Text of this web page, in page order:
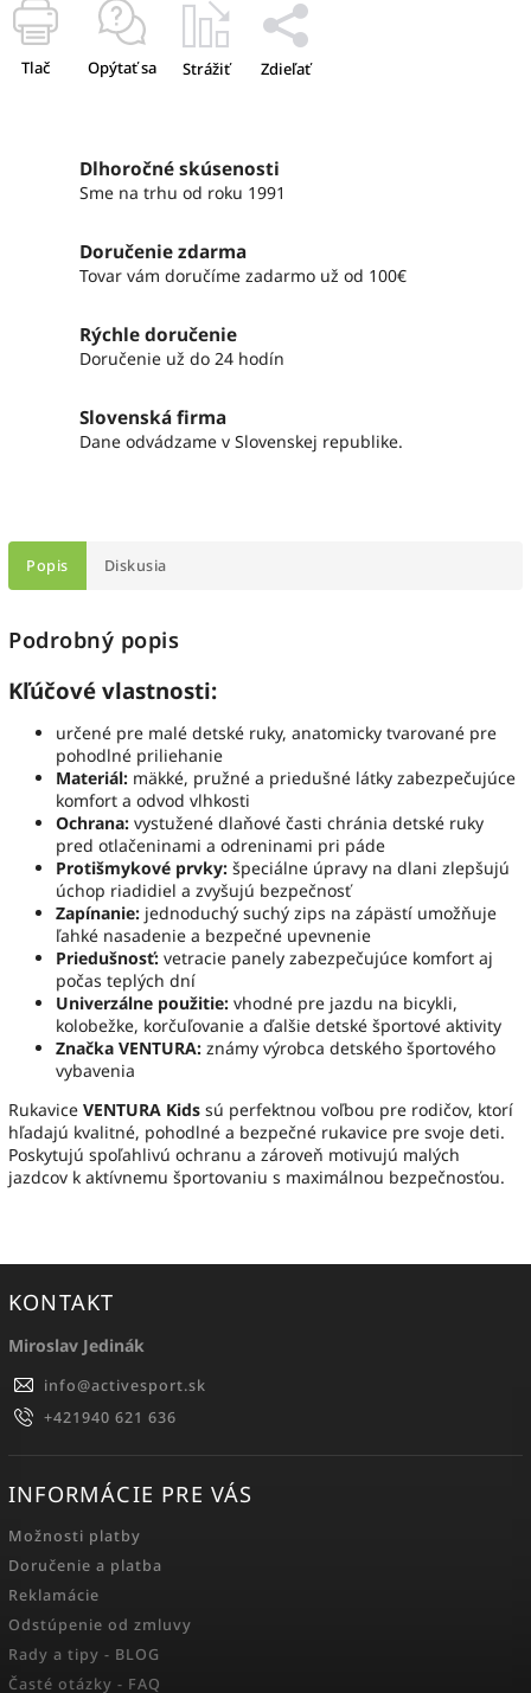
Tlač Opýtať sa Strážiť Zdieľať
Dlhoročné skúsenosti
Sme na trhu od roku 1991
Doručenie zdarma
Tovar vám doručíme zadarmo už od 100€
Rýchle doručenie
Doručenie už do 24 hodín
Slovenská firma
Dane odvádzame v Slovenskej republike.
Popis Diskusia
Podrobný popis
Kľúčové vlastnosti:
určené pre malé detské ruky, anatomicky tvarované pre
pohodlné priliehanie
Materiál: mäkké, pružné a priedušné látky zabezpečujúce
komfort a odvod vlhkosti
Ochrana: vystužené dlaňové časti chránia detské ruky
pred otlačeninami a odreninami pri páde
Protišmykové prvky: špeciálne úpravy na dlani zlepšujú
úchop riadidiel a zvyšujú bezpečnosť
Zapínanie: jednoduchý suchý zips na zápästí umožňuje
ľahké nasadenie a bezpečné upevnenie
Priedušnosť: vetracie panely zabezpečujúce komfort aj
počas teplých dní
Univerzálne použitie: vhodné pre jazdu na bicykli,
kolobežke, korčuľovanie a ďalšie detské športové aktivity
Značka VENTURA: známy výrobca detského športového
vybavenia
Rukavice VENTURA Kids sú perfektnou voľbou pre rodičov, ktorí
hľadajú kvalitné, pohodlné a bezpečné rukavice pre svoje deti.
Poskytujú spoľahlivú ochranu a zároveň motivujú malých
jazdcov k aktívnemu športovaniu s maximálnou bezpečnosťou.
KONTAKT
Miroslav Jedinák
info@activesport.sk
+421940 621 636
INFORMÁCIE PRE VÁS
Možnosti platby
Doručenie a platba
Reklamácie
Odstúpenie od zmluvy
Rady a tipy - BLOG
Časté otázky - FAQ